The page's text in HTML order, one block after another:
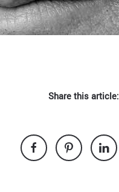
Share this article: